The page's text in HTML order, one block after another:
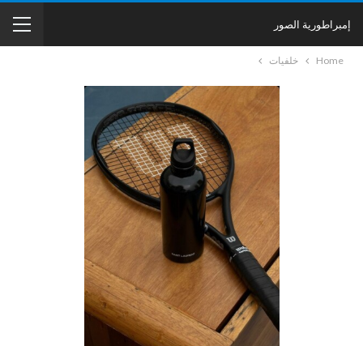
إمبراطورية الصور
Home خلفيات